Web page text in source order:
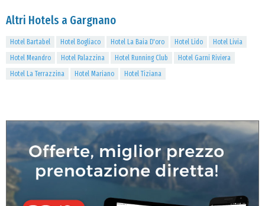
Altri Hotels a Gargnano
Hotel Bartabel Hotel Bogliaco Hotel La Baia D'oro Hotel Lido
Hotel Livia
Hotel Meandro
Hotel Palazzina Hotel Running Club
Hotel Garni Riviera
Hotel La Terrazzina
Hotel Mariano Hotel Tiziana